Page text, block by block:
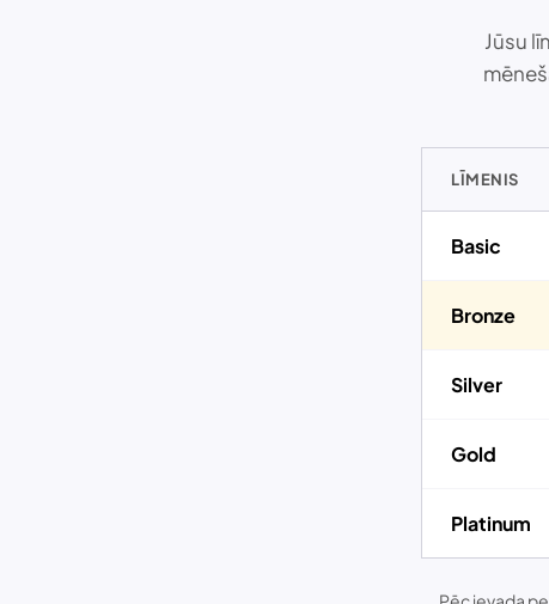
Jūsu
LĪMENIS
Basic
Bronze
Silver
Gold
Platinum